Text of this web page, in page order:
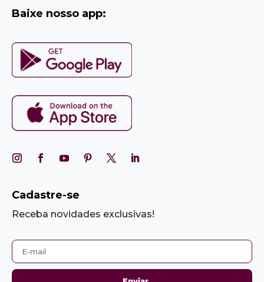
Baixe nosso app:
Cadastre-se
Receba novidades exclusivas!